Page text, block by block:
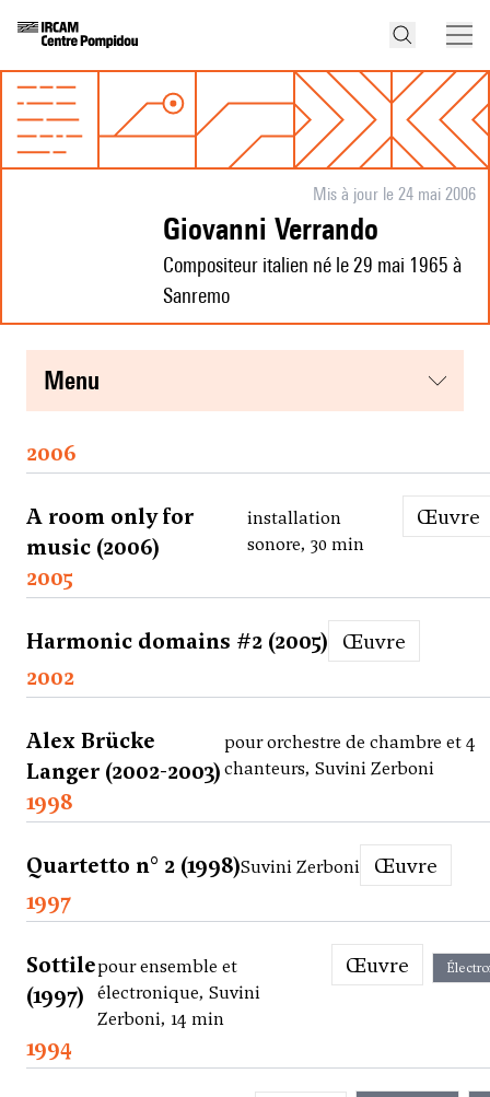
Mis à jour le 24 mai 2006
Giovanni Verrando
Compositeur italien né le 29 mai 1965 à
Sanremo
menu
2006
A room only for
music (2006)
installation
sonore, 30 min
Œuvre
2005
Harmonic domains #2 (2005)
Œuvre
2002
Alex Brücke
Langer (2002-2003)
pour orchestre de chambre et 4
chanteurs, Suvini Zerboni
1998
Quartetto n° 2 (1998)Suvini Zerboni
Œuvre
1997
Sottile
(1997)
pour ensemble et
électronique, Suvini
Zerboni, 14 min
Œuvre
1994